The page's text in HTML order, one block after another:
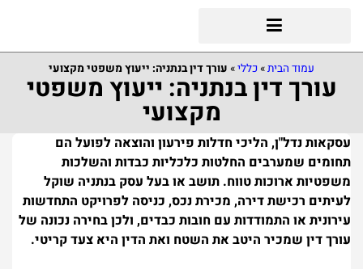
עמוד הבית»כללי» עורך דין בנתניה: ייעוץ משפטי מקצועי
עורך דין בנתניה: ייעוץ משפטי
מקצועי
עסקאות נדל"ן, הליכי חדלות פירעון והוצאה לפועל הם
תחומים שמערבים החלטות כלכליות כבדות והשלכות
משפטיות ארוכות טווח. תושב או בעל עסק בנתניה שוקל
לעיתים רכישת דירה, מכירת נכס, כניסה לפרויקט התחדשות
עירונית או התמודדות עם חובות כבדים, ולכן בחירה נכונה של
עורך דין שמכיר היטב את השטח ואת הדין היא צעד קריטי.